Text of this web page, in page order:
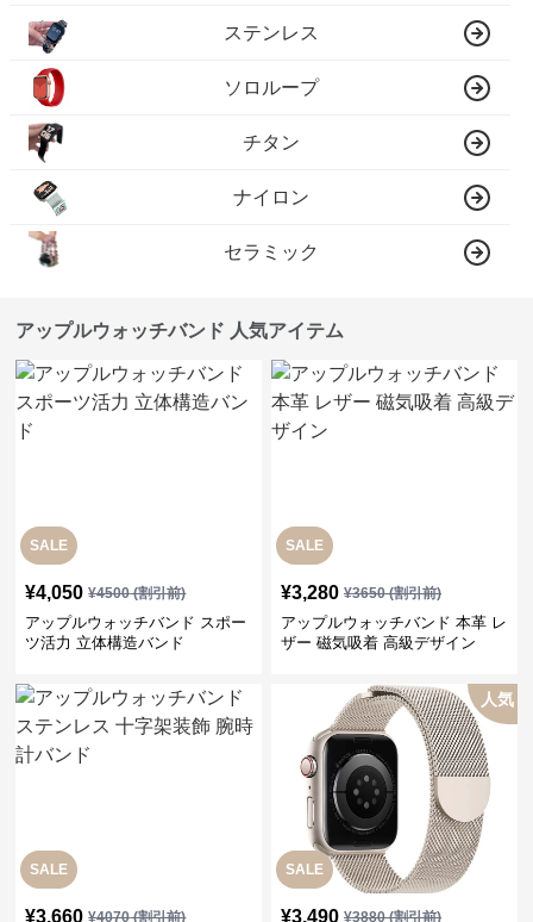
ステンレス
ソロループ
チタン
ナイロン
セラミック
アップルウォッチバンド 人気アイテム
SALE
¥4,050 ¥4500(割引前)
アップルウォッチバンド スポー
ツ活力 立体構造バンド
SALE
¥3,280 ¥3650(割引前)
アップルウォッチバンド 本革 レ
ザー 磁気吸着 高級デザイン
SALE
¥3,660 ¥4070(割引前)
SALE
人気
¥3,490 ¥3880(割引前)